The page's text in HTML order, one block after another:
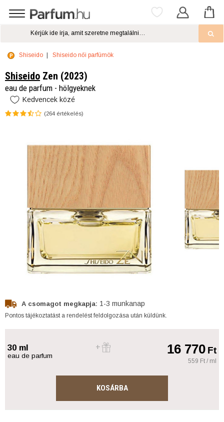
Shiseido Shiseido női parfümök
Shiseido Zen (2023)
eau de parfum - hölgyeknek
Kedvencek közé
(264 értékelés)
A csomagot megkapja: 1-3 munkanap
Pontos tájékoztatást a rendelést feldolgozása után küldünk.
30 ml
eau de parfum 16 770Ft
559 Ft / ml
KOSÁRBA